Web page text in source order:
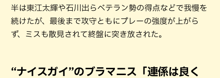
半は東江太輝や石川出らベテラン勢の得点などで我慢を
続けたが、最後まで攻守ともにプレーの強度が上がら
ず、ミスも散見されて終盤に突き放された。
“ナイスガイ”のブラマニス「連係は良く